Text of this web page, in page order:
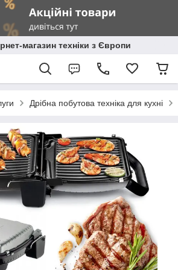
магазин техніки з Європи
Дрібна побутова техніка для кухні